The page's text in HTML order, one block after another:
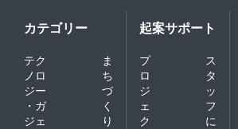
カテゴリー
テク
ノロ
ジー
・ガ
ジェ
ま
ち
づ
く
り
起案サポート
プ
ロ
ジ
ェ
ク
ス
タ
ッ
フ
に